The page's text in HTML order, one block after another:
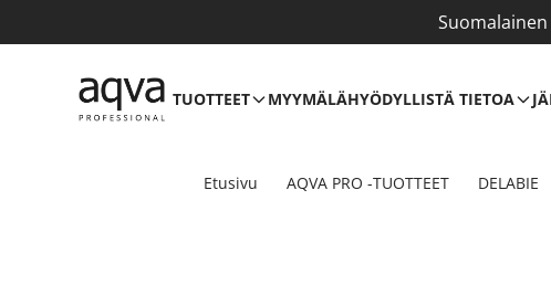
TUOTTEET MYYMÄLÄHYÖDYLLISTÄ TIETOA
Etusivu AQVA PRO -TUOTTEET DELABIE